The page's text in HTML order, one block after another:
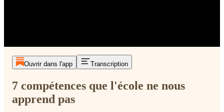
Ouvrir dans l'app Transcription
7 compétences que l'école ne nous
apprend pas